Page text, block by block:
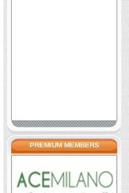
PREMIUM MEMBERS